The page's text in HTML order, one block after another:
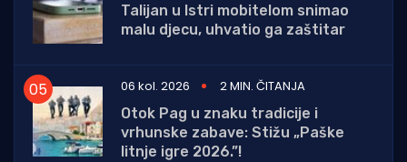
Talijan u Istri mobitelom snimao
malu djecu, uhvatio ga zaštitar
06 kol. 2026
2 MIN. ČITANJA
Otok Pag u znaku tradicije i
vrhunske zabave: Stižu „Paške
litnje igre 2026.”!